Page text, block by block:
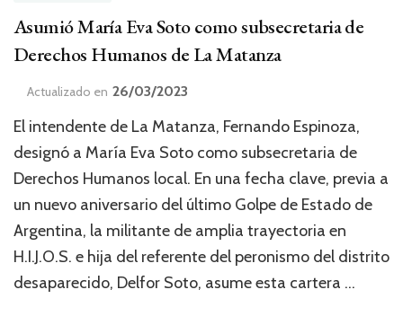
Asumió María Eva Soto como subsecretaria de
Derechos Humanos de La Matanza
Actualizado en 26/03/2023
El intendente de La Matanza, Fernando Espinoza,
designó a María Eva Soto como subsecretaria de
Derechos Humanos local. En una fecha clave, previa a
un nuevo aniversario del último Golpe de Estado de
Argentina, la militante de amplia trayectoria en
H.I.J.O.S. e hija del referente del peronismo del distrito
desaparecido, Delfor Soto, asume esta cartera …